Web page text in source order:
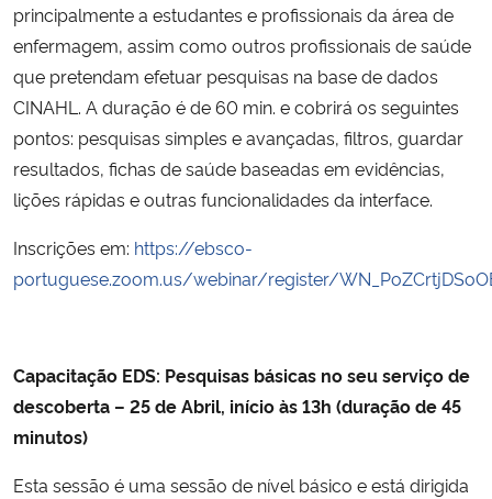
principalmente a estudantes e profissionais da área de
enfermagem, assim como outros profissionais de saúde
que pretendam efetuar pesquisas na base de dados
CINAHL. A duração é de 60 min. e cobrirá os seguintes
pontos: pesquisas simples e avançadas, filtros, guardar
resultados, fichas de saúde baseadas em evidências,
lições rápidas e outras funcionalidades da interface.
Inscrições em: https://ebsco-
portuguese.zoom.us/webinar/register/
Capacitação EDS: Pesquisas básicas no seu serviço de
descoberta – 25 de Abril, início às 13h (duração de 45
minutos)
Esta sessão é uma sessão de nível básico e está dirigida